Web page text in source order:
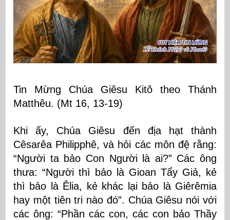
Tin Mừng Chúa Giêsu Kitô theo Thánh
Matthêu. (Mt 16, 13-19)
Khi ấy, Chúa Giêsu đến địa hạt thành
Cêsarêa Philipphê, và hỏi các môn đệ rằng:
“Người ta bảo Con Người là ai?” Các ông
thưa: “Người thì bảo là Gioan Tẩy Giả, kẻ
thì bảo là Êlia, kẻ khác lại bảo là Giêrêmia
hay một tiên tri nào đó”. Chúa Giêsu nói với
các ông: “Phần các con, các con bảo Thầy